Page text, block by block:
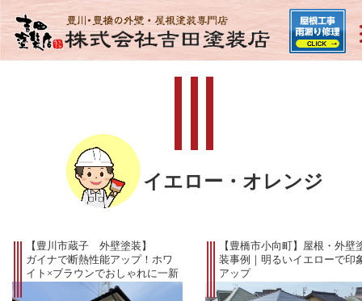
イエロー・オレンジ
【豊川市蔵子 外壁塗装】
ガイナで断熱性能アップ！ホワ
イト×ブラウンでおしゃれに一新
【豊橋市小向町】屋根・外壁
装事例｜明るいイエローで印
アップ